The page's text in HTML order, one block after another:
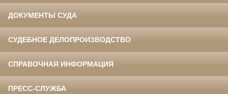
ДОКУМЕНТЫ СУДА
СУДЕБНОЕ ДЕЛОПРОИЗВОДСТВО
СПРАВОЧНАЯ ИНФОРМАЦИЯ
ПРЕСС-СЛУЖБА